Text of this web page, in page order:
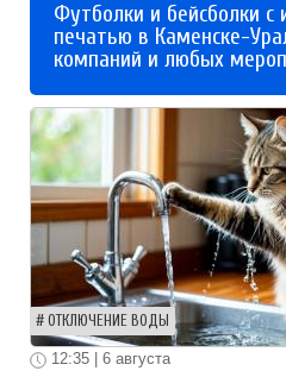
Футболки и бейсболки с
печатью в Каменске-
компаний и любых
ОТКЛЮЧЕНИЕ ВОДЫ
12:35 | 6 августа